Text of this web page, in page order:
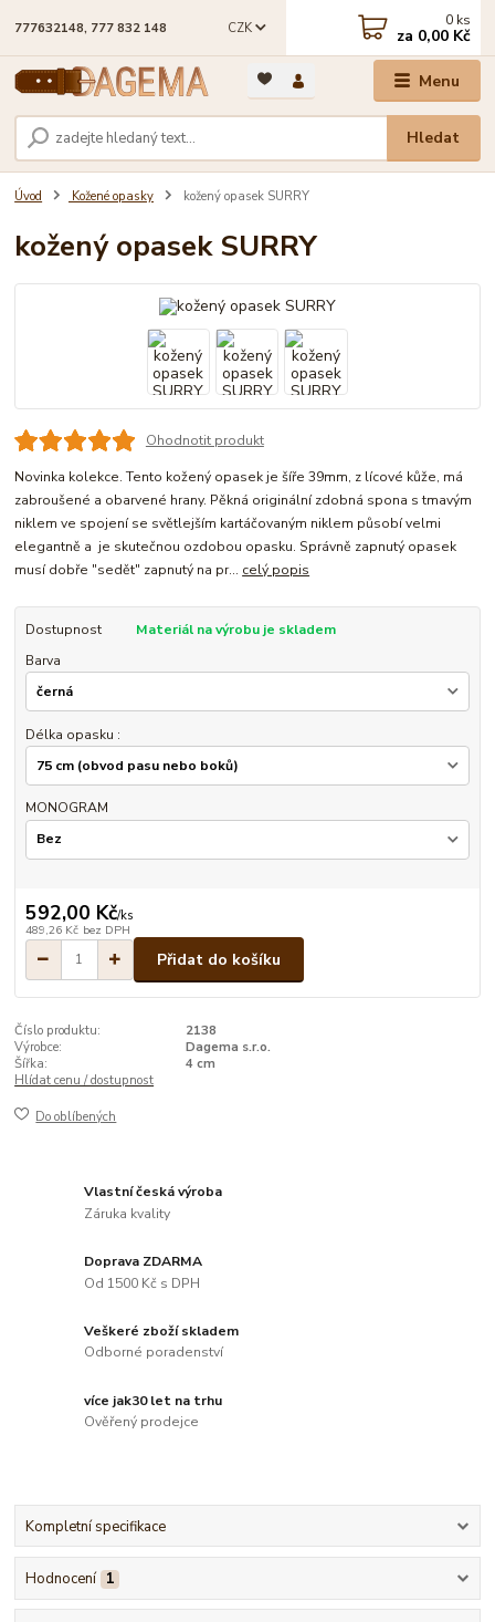
Menu
CZK
Hledat
777632148, 777 832 148 0 ks
za 0,00 Kč
Úvod Kožené opasky kožený opasek SURRY
kožený opasek SURRY
Ohodnotit produkt
Novinka kolekce. Tento kožený opasek je šíře 39mm, z lícové kůže, má
zabroušené a obarvené hrany. Pěkná originální zdobná spona s tmavým
niklem ve spojení se světlejším kartáčovaným niklem působí velmi
elegantně a je skutečnou ozdobou opasku. Správně zapnutý opasek
musí dobře "sedět" zapnutý na pr... celý popis
Dostupnost
Materiál na výrobu je skladem
Barva
Délka opasku :
MONOGRAM
592,00 Kč/ks
489,26 Kč bez DPH
Přidat do košíku
Číslo produktu:
2138
Výrobce:
Dagema s.r.o.
Šířka:
4 cm
Hlídat cenu / dostupnost
Do oblíbených
Vlastní česká výroba
Záruka kvality
Doprava ZDARMA
Od 1500 Kč s DPH
Veškeré zboží skladem
Odborné poradenství
více jak30 let na trhu
Ověřený prodejce
Kompletní specifikace
Hodnocení 1